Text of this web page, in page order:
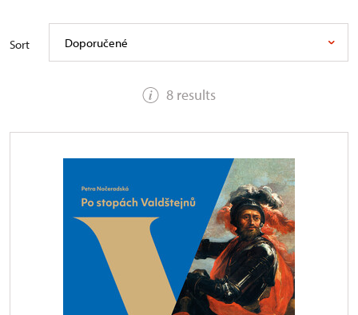
8 results
Sort Doporučené